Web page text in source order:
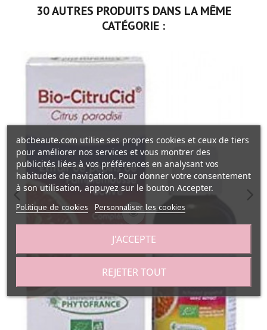
30 AUTRES PRODUITS DANS LA MÊME
CATÉGORIE :
abcbeaute.com utilise ses propres cookies et ceux de tiers
pour améliorer nos services et vous montrer des
publicités liées à vos préférences en analysant vos
habitudes de navigation. Pour donner votre consentement
à son utilisation, appuyez sur le bouton Accepter.
Politique de cookies Personnaliser les cookies
REJETER TOUT
J'ACCEPTE